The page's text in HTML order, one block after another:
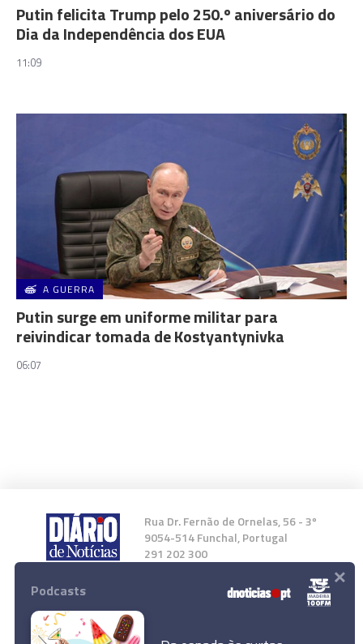
Putin felicita Trump pelo 250.º aniversário do
Dia da Independência dos EUA
11:09
A GUERRA
Putin surge em uniforme militar para
reivindicar tomada de Kostyantynivka
06:07
Rua Dr. Fernão de Ornelas, 56 - 3º
9054-514 Funchal, Portugal
291 202 300
Instale a nossa App
Podcasts ×